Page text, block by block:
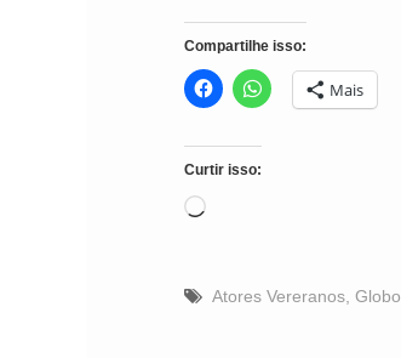
Compartilhe isso:
Mais
Curtir isso:
Carregando...
Atores Vereranos Globo